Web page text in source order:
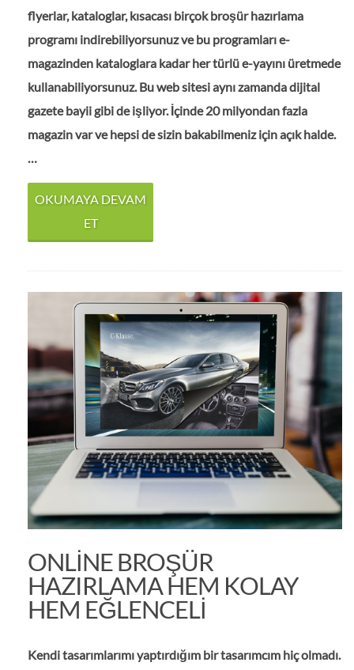
flyerlar, kataloglar, kısacası birçok broşür hazırlama
programı indirebiliyorsunuz ve bu programları e-
magazinden kataloglara kadar her türlü e-yayını üretmede
kullanabiliyorsunuz. Bu web sitesi aynı zamanda dijital
gazete bayii gibi de işliyor. İçinde 20 milyondan fazla
magazin var ve hepsi de sizin bakabilmeniz için açık halde.
…
OKUMAYA DEVAM
ET
ONLINE BROŞÜR
HAZIRLAMA HEM KOLAY
HEM EĞLENCELI
Kendi tasarımlarımı yaptırdığım bir tasarımcım hiç olmadı.